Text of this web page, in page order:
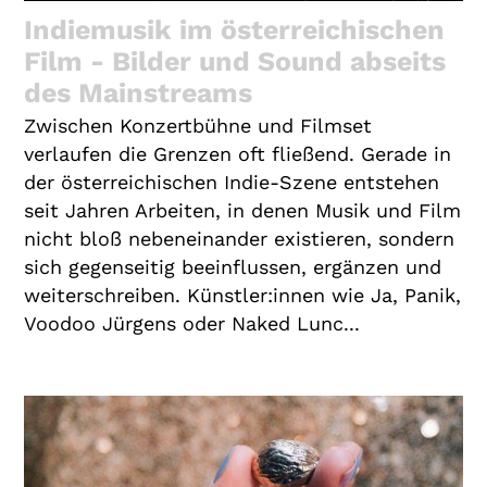
Indiemusik im österreichischen
Film - Bilder und Sound abseits
des Mainstreams
Zwischen Konzertbühne und Filmset
verlaufen die Grenzen oft fließend. Gerade in
der österreichischen Indie-Szene entstehen
seit Jahren Arbeiten, in denen Musik und Film
nicht bloß nebeneinander existieren, sondern
sich gegenseitig beeinflussen, ergänzen und
weiterschreiben. Künstler:innen wie Ja, Panik,
Voodoo Jürgens oder Naked Lunc...